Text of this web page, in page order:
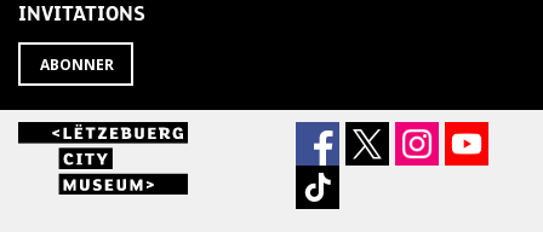
INVITATIONS
ABONNER